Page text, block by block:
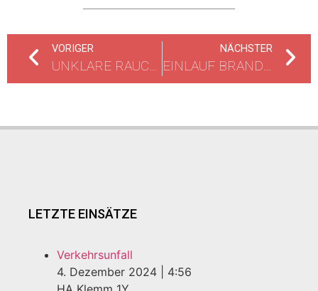
VORIGER
UNKLARE RAUCHENTWICKLUNG
NÄCHSTER
EINLAUF BRANDMELDEANLAGE
LETZTE EINSÄTZE
Verkehrsunfall
4. Dezember 2024
4:56